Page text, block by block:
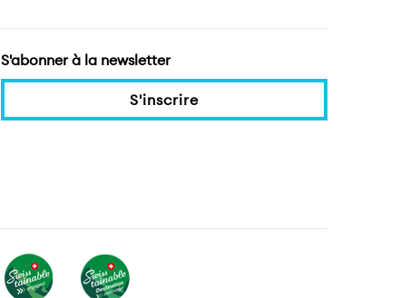
S'abonner à la newsletter
S'inscrire